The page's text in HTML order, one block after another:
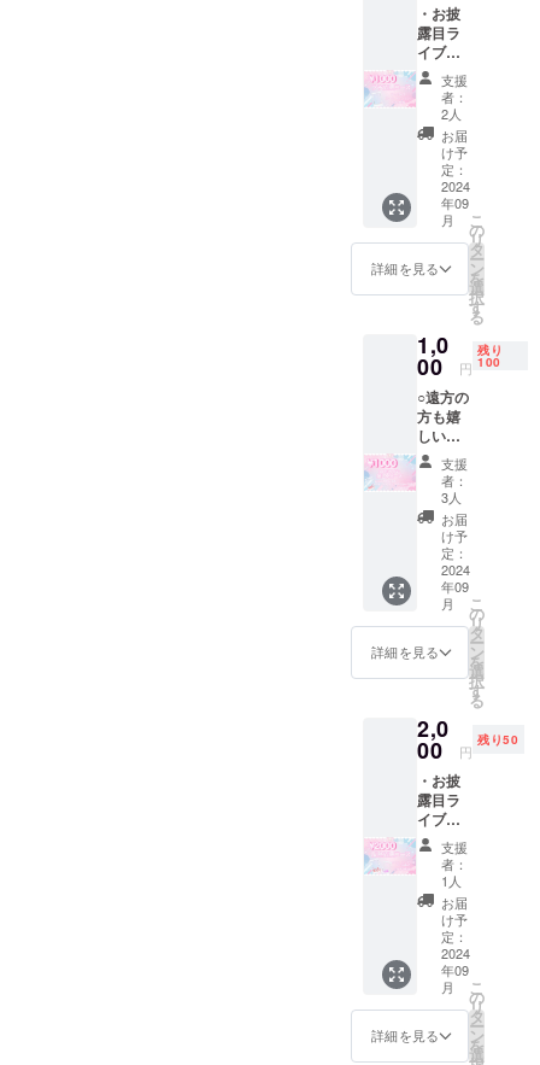
・お披
露目ラ
イブ、
特典会
招待 ・
チェキ
券
×3(トー
ク、サ
インな
し) チェ
キ券は
お披露
目ライ
ブ以降
のどの
でも、
どのメ
ンバー
でもお
使いい
ただけ
ます。
※チェキ
券有効
期限：
アイド
ル活動
を続け
ている
限り
ずっと
支援
者：
2人
お届
け予
定：
2024
年09
月
詳細を見る
こ
の
リ
タ
ー
ン
を
選
択
す
る
1,0
00 円
残り
100
○遠方の
方も嬉
しい！
・お披
露目前
に衣装
で撮影
したサ
イン入
りチェ
キ×3 ※
ご指定
の住所
に発送
いたし
ます。
バー集
合、ま
たは運
営の私
のソロ
で3枚お
好きに
お選び
いただ
けます
ので、
備考欄
にご記
載くだ
さい。
特に指
定が無
支援
者：
3人
お届
け予
定：
2024
年09
月
詳細を見る
こ
の
リ
タ
ー
ン
を
選
択
す
る
2,0
00 円
残り50
・お披
露目ラ
イブ、
特典会
招待 ・
サイン
つき
チェキ
×3(トー
クタイ
ム60秒
つき)
チェキ
券はお
支援
者：
1人
お届
け予
定：
2024
年09
月
詳細を見る
こ
の
リ
タ
ー
ン
を
選